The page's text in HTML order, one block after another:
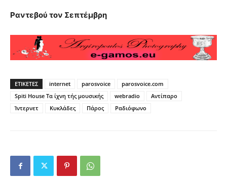
Ραντεβού τον Σεπτέμβρη
ΕΤΙΚΕΤΕΣ internet parosvoice
parosvoice.com
Spiti House Τα ίχνη τής μουσικής
webradio
Αντίπαρο
Ίντερνετ
Κυκλάδες Πάρος Ραδιόφωνο